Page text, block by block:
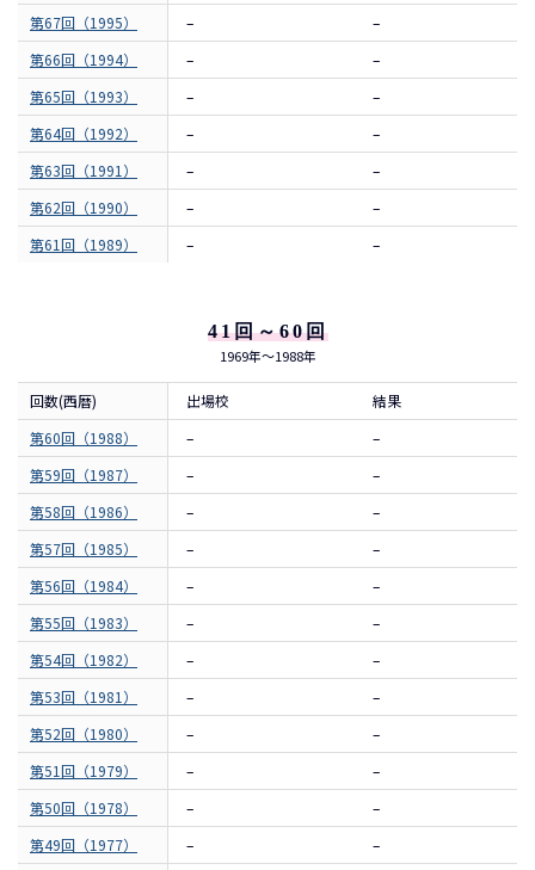
第67回（1995）
–
–
第66回（1994）
–
–
第65回（1993）
–
–
第64回（1992）
–
–
第63回（1991）
–
–
第62回（1990）
–
–
第61回（1989）
– –
41回～60回
1969年～1988年
回数(西暦) 出場校
結果
第60回（1988）
–
–
第59回（1987）
–
–
第58回（1986）
–
–
第57回（1985）
–
–
第56回（1984）
–
–
第55回（1983）
–
–
第54回（1982）
–
–
第53回（1981）
–
–
第52回（1980）
–
–
第51回（1979）
–
–
第50回（1978）
–
–
第49回（1977）
– –